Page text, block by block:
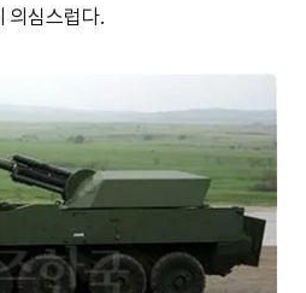
의심스럽다.